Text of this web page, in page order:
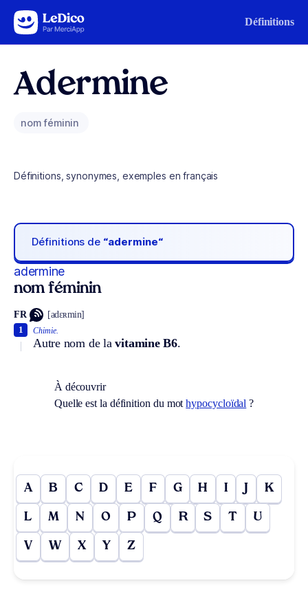
Aller au contenu Définitions
Adermine
nom féminin
Définitions, synonymes, exemples en français
Définitions de “adermine“
adermine
nom féminin
FR [adɛʀmin]
Chimie.
Autre nom de lavitamine B6.
1
À découvrir
Quelle est la définition du mothypocycloïdal ?
A B C D E F G H I J K
L M N O P Q R S T U
V W X Y Z